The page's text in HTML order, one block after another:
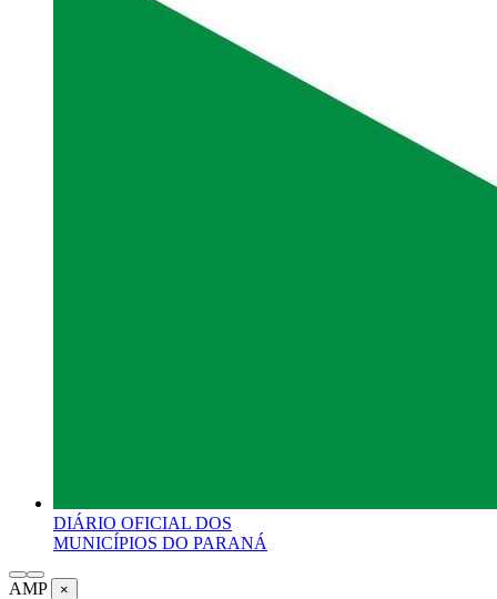
DIÁRIO OFICIAL DOS
MUNICÍPIOS DO PARANÁ
AMP ×